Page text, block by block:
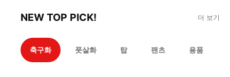
NEW TOP PICK! 더 보기
축구화 풋살화 탑 팬츠 용품